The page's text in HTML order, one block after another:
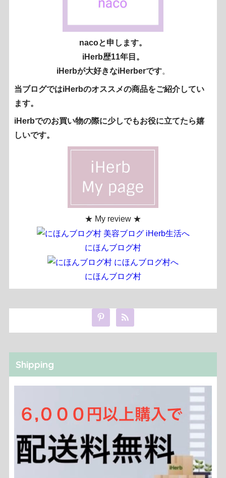
nacoと申します。
iHerb歴11年目。
iHerbが大好きなiHerberです。
当ブログではiHerbのオススメの商品をご紹介してい
ます。
iHerbでのお買い物の際に少しでもお役に立てたら嬉
しいです。
★ My review ★
にほんブログ村
にほんブログ村
Shipping